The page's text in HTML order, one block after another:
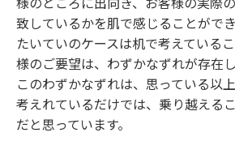
致しているかを肌で感じることができ
たいていのケースは机で考えている
様のご要望は、わずかなずれが存在し
このわずかなずれは、思っている以
考えれているだけでは、乗り越える
だと思っています。